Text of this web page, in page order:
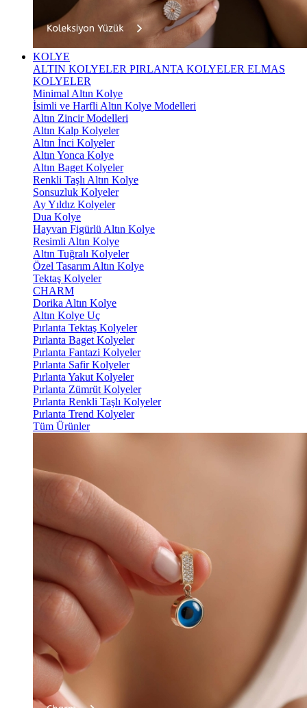
KOLYE
ALTIN KOLYELER PIRLANTA KOLYELER ELMAS
KOLYELER
Minimal Altın Kolye
İsimli ve Harfli Altın Kolye Modelleri
Altın Zincir Modelleri
Altın Kalp Kolyeler
Altın İnci Kolyeler
Altın Yonca Kolye
Altın Baget Kolyeler
Renkli Taşlı Altın Kolye
Sonsuzluk Kolyeler
Ay Yıldız Kolyeler
Dua Kolye
Hayvan Figürlü Altın Kolye
Resimli Altın Kolye
Altın Tuğralı Kolyeler
Özel Tasarım Altın Kolye
Tektaş Kolyeler
CHARM
Dorika Altın Kolye
Altın Kolye Uç
Pırlanta Tektaş Kolyeler
Pırlanta Baget Kolyeler
Pırlanta Fantazi Kolyeler
Pırlanta Safir Kolyeler
Pırlanta Yakut Kolyeler
Pırlanta Zümrüt Kolyeler
Pırlanta Renkli Taşlı Kolyeler
Pırlanta Trend Kolyeler
Tüm Ürünler